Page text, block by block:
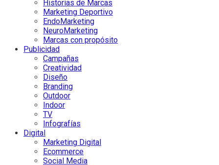
Historias de Marcas
Marketing Deportivo
EndoMarketing
NeuroMarketing
Marcas con propósito
Publicidad
Campañas
Creatividad
Diseño
Branding
Outdoor
Indoor
TV
Infografías
Digital
Marketing Digital
Ecommerce
Social Media